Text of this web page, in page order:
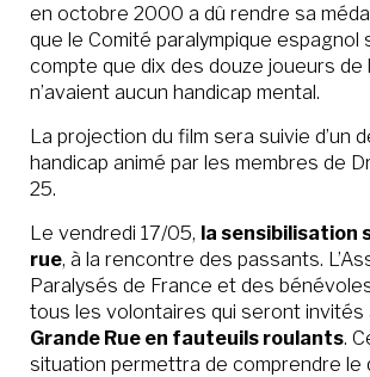
en octobre 2000 a dû rendre sa
que le Comité paralympique espagnol
compte que dix des douze joueurs de
n’avaient aucun handicap mental.
La projection du film sera suivie d’un
handicap animé par les membres de
25.
Le vendredi 17/05, la sensibilisation
rue, à la rencontre des passants.
Paralysés de France et des
tous les volontaires qui seront invités
Grande Rue en fauteuils roulants.
situation permettra de comprendre le